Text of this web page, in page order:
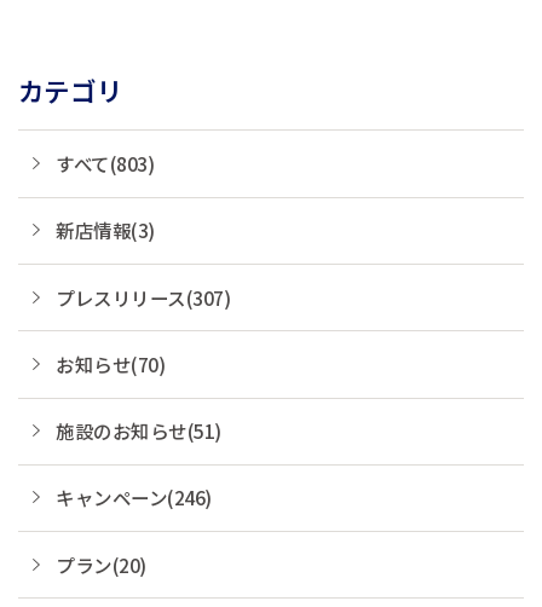
カテゴリ
すべて(803)
新店情報(3)
プレスリリース(307)
お知らせ(70)
施設のお知らせ(51)
キャンペーン(246)
プラン(20)